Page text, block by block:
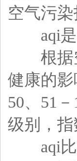
空气污
aqi是
根据空
健康的
50、51
级别，
aqi比